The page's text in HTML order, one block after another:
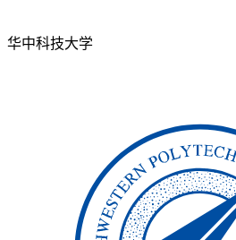
华中科技大学